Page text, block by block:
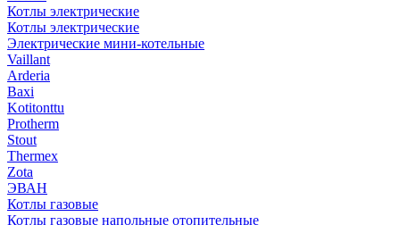
Котлы электрические
Котлы электрические
Электрические мини-котельные
Vaillant
Arderia
Baxi
Kotitonttu
Protherm
Stout
Thermex
Zota
ЭВАН
Котлы газовые
Котлы газовые напольные отопительные